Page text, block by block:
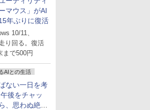
マウス」がAI
年ぶりに復活
10/11、
り回る。復活
まで500円
AIとの生活
ない一日を考
後をチャッ
、思わぬ絶景